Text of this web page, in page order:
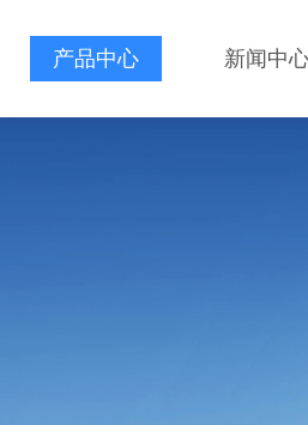
产品中心 新闻中